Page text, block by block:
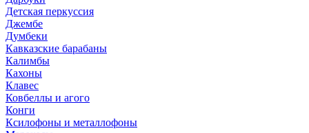
Детская перкуссия
Джембе
Думбеки
Кавказские барабаны
Калимбы
Кахоны
Клавес
Ковбеллы и агого
Конги
Ксилофоны и металлофоны